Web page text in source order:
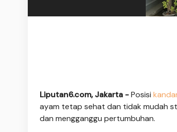
Liputan6.com, Jakarta -Posisi
ayam tetap sehat dan tidak mudah
dan mengganggu pertumbuhan.